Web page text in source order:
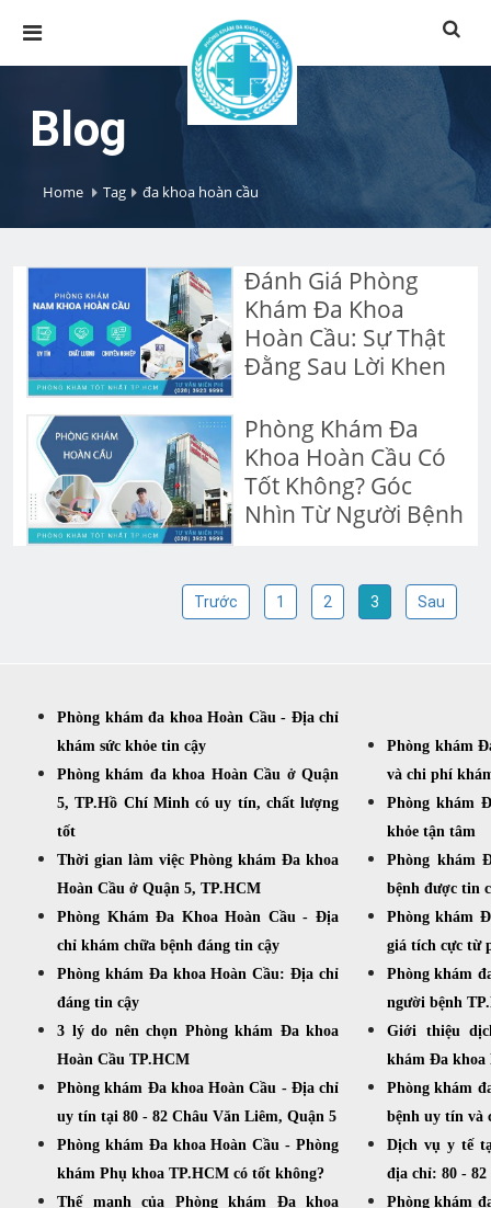
Blog
Home Tag đa khoa hoàn cầu
Đánh Giá Phòng
Khám Đa Khoa
Hoàn Cầu: Sự Thật
Đằng Sau Lời Khen
Phòng Khám Đa
Khoa Hoàn Cầu Có
Tốt Không? Góc
Nhìn Từ Người Bệnh
Trước 1 2 3 Sau
Phòng khám đa khoa Hoàn Cầu - Địa chỉ
khám sức khỏe tin cậy
Phòng khám đa khoa Hoàn Cầu ở Quận
5, TP.Hồ Chí Minh có uy tín, chất lượng
tốt
Thời gian làm việc Phòng khám Đa khoa
Hoàn Cầu ở Quận 5, TP.HCM
Phòng Khám Đa Khoa Hoàn Cầu - Địa
chỉ khám chữa bệnh đáng tin cậy
Phòng khám Đa khoa Hoàn Cầu: Địa chỉ
đáng tin cậy
3 lý do nên chọn Phòng khám Đa khoa
Hoàn Cầu TP.HCM
Phòng khám Đa khoa Hoàn Cầu - Địa chỉ
uy tín tại 80 - 82 Châu Văn Liêm, Quận 5
Phòng khám Đa khoa Hoàn Cầu - Phòng
khám Phụ khoa TP.HCM có tốt không?
Thế mạnh của Phòng khám Đa khoa
Phòng khám
và chi phí
Phòng khám
khỏe tận tâm
Phòng khám
bệnh được tin
Phòng khám
giá tích cực từ
Phòng khám
người bệnh
Giới thiệu
khám Đa khoa
Phòng khám
bệnh uy tín và
Dịch vụ y tế
địa chỉ: 80 -
Phòng khám